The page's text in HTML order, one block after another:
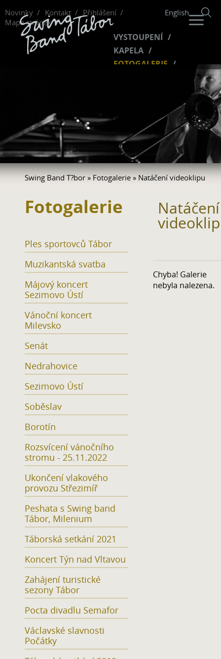
Novinky Kontakt
Přihlášení
Mapa stránek
English
VYSTOUPENÍ
KAPELA
FOTOGALERIE
Swing Band T?bor » Fotogalerie » Natáčení videoklipu
Fotogalerie
Ples sportovců Tábor
Muzikantská svatba
Májový koncert
Sezimovo Ústí
Vánoční koncert
Milevsko
Senát
Nedrahovice
Sezimovo Ústí
Soběslav
Borotín
Rozsvícení vánočního
stromu - 25.11.2022
Ukončení vlakového
provozu Střezimíř
Peshata s Swing band
Tábor, Milenium
Táborská setkání 2021
Koncert Týn nad Vltavou
Zahájení turistické
sezony Tábor
Pocta divadlu Semafor
Václavské slavnosti
Počátky
Natáčení
Chyba! Galerie
nebyla nalezena.